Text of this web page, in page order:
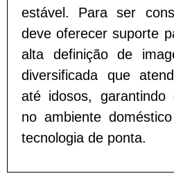
estável. Para ser
deve oferecer suporte
alta definição de
diversificada que
até idosos, garantindo
no ambiente
tecnologia de ponta.